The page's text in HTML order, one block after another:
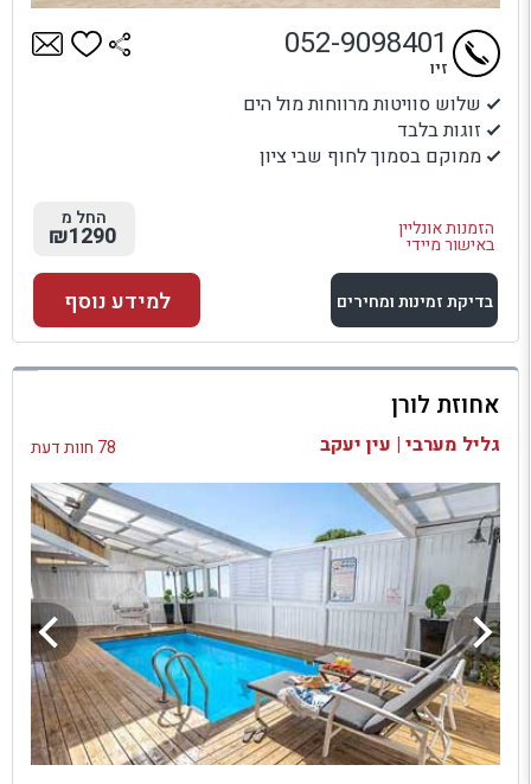
שלוש סוויטות מרווחות מול הים
זוגות בלבד
ממוקם בסמוך לחוף שבי ציון
הזמנות אונליין
באישור מיידי
052-9098401
זיו
החל מ
₪1290
בדיקת זמינות ומחירים
למתחם זה
בדיקת זמינות ומחירים
למידע נוסף
אחוזת לורן
גליל מערבי | עין יעקב 78 חוות דעת